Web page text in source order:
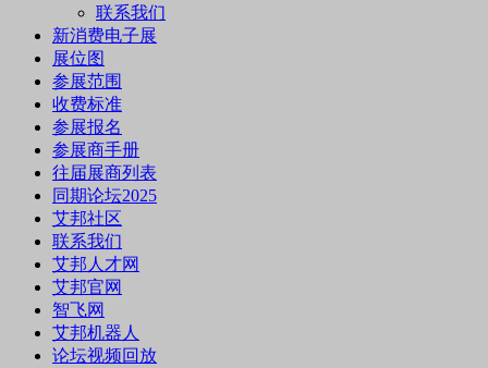
联系我们
新消费电子展
展位图
参展范围
收费标准
参展报名
参展商手册
往届展商列表
同期论坛2025
艾邦社区
联系我们
艾邦人才网
艾邦官网
智飞网
艾邦机器人
论坛视频回放